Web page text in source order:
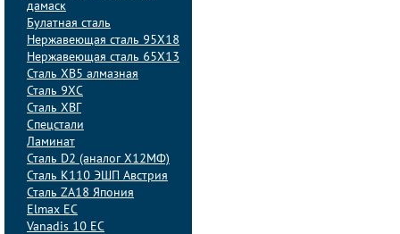
дамаск
Булатная сталь
Нержавеющая сталь 95Х18
Нержавеющая сталь 65Х13
Сталь ХВ5 алмазная
Сталь 9ХС
Сталь ХВГ
Спецстали
Ламинат
Сталь D2 (аналог Х12МФ)
Сталь K110 ЭШП Австрия
Сталь ZA18 Япония
Elmax ЕС
Vanadis 10 ЕС